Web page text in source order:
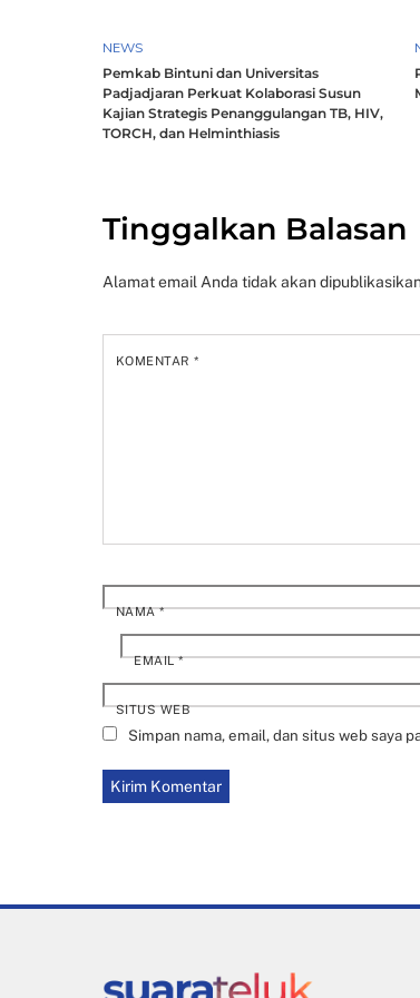
NEWS
Pemkab Bintuni dan Universitas
Padjadjaran Perkuat Kolaborasi Susun
Kajian Strategis Penanggulangan TB, HIV,
TORCH, dan Helminthiasis
Tinggalkan Balasan
Alamat email Anda tidak akan
KOMENTAR*
NAMA*
EMAIL*
SITUS WEB
Simpan nama, email, dan situs web saya